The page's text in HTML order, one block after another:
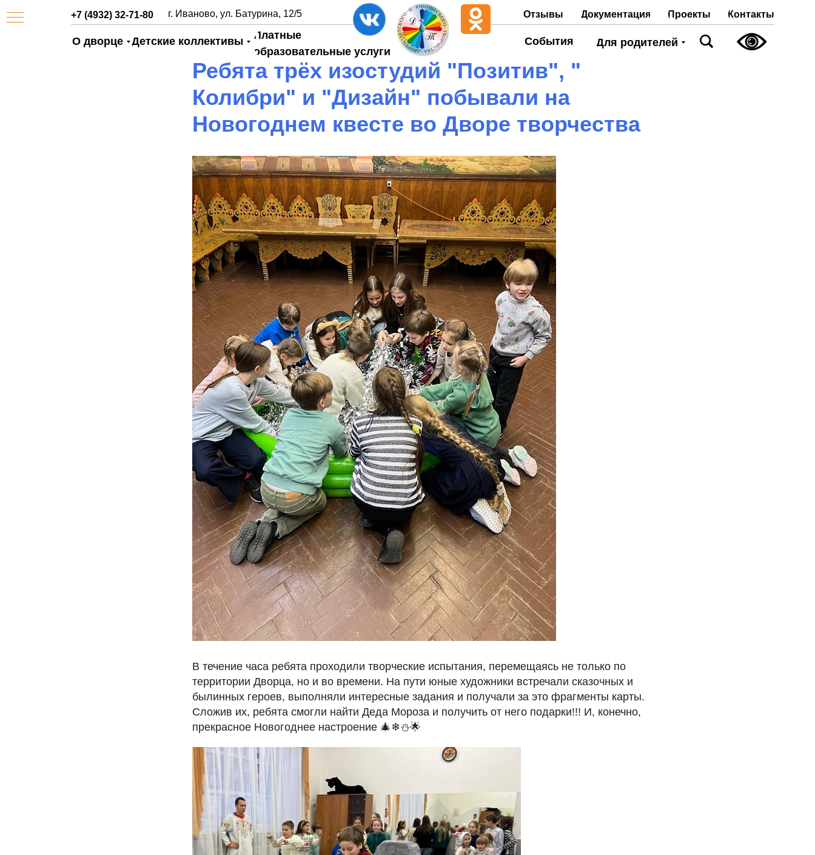
Контакты
Детские коллективы
Платные
образовательные услуги
+7 (4932) 32-71-80 Отзывы Документация
События
Проекты
г. Иваново, ул. Батурина, 12/5
О дворце Для родителей
Ребята трёх изостудий "Позитив", "
Колибри" и "Дизайн" побывали на
Новогоднем квесте во Дворе творчества
В течение часа ребята проходили творческие испытания, перемещаясь не только по
территории Дворца, но и во времени. На пути юные художники встречали сказочных и
былинных героев, выполняли интересные задания и получали за это фрагменты карты.
Сложив их, ребята смогли найти Деда Мороза и получить от него подарки!!! И, конечно,
прекрасное Новогоднее настроение 🎄❄⛄🌟